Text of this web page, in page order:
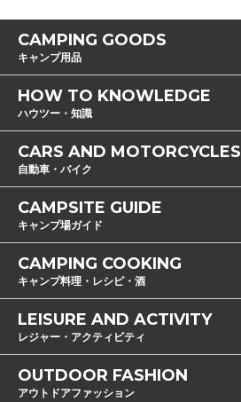
CAMPING GOODS
キャンプ用品
HOW TO KNOWLEDGE
ハウツー・知識
CARS AND MOTORCYCLES
自動車・バイク
CAMPSITE GUIDE
キャンプ場ガイド
CAMPING COOKING
キャンプ料理・レシピ・酒
LEISURE AND ACTIVITY
レジャー・アクティビティ
OUTDOOR FASHION
アウトドアファッション